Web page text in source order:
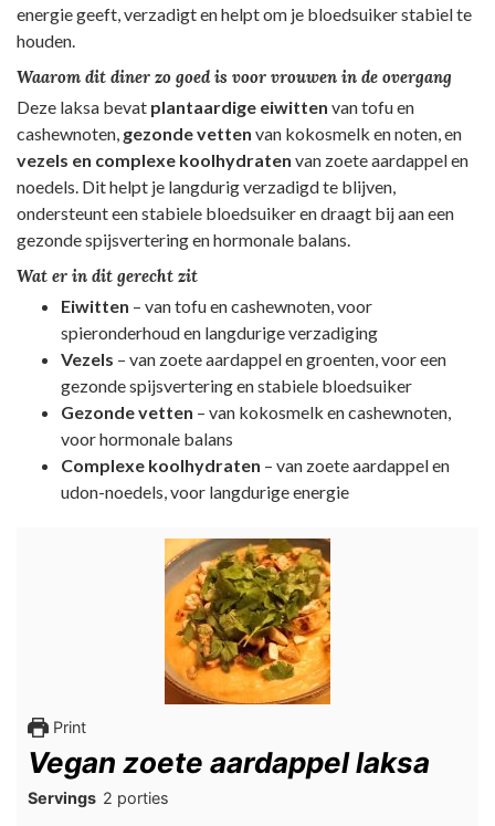
energie geeft, verzadigt en helpt om je bloedsuiker stabiel te
houden.
Waarom dit diner zo goed is voor vrouwen in de overgang
Deze laksa bevat plantaardige eiwitten van tofu en
cashewnoten, gezonde vetten van kokosmelk en noten, en
vezels en complexe koolhydraten van zoete aardappel en
noedels. Dit helpt je langdurig verzadigd te blijven,
ondersteunt een stabiele bloedsuiker en draagt bij aan een
gezonde spijsvertering en hormonale balans.
Wat er in dit gerecht zit
Eiwitten – van tofu en cashewnoten, voor
spieronderhoud en langdurige verzadiging
Vezels – van zoete aardappel en groenten, voor een
gezonde spijsvertering en stabiele bloedsuiker
Gezonde vetten – van kokosmelk en cashewnoten,
voor hormonale balans
Complexe koolhydraten – van zoete aardappel en
udon-noedels, voor langdurige energie
Print
Vegan zoete aardappel laksa
Servings 2 porties